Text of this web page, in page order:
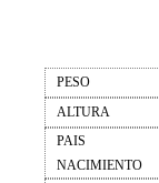
PESO
ALTURA
PAIS
NACIMIENTO